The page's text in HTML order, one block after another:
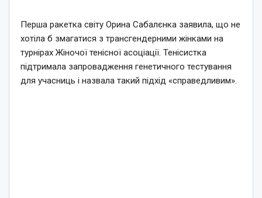
Перша ракетка світу Орина Сабалєнка заявила, що не
хотіла б змагатися з трансгендерними жінками на
турнірах Жіночої тенісної асоціації. Тенісистка
підтримала запровадження генетичного тестування
для учасниць і назвала такий підхід «справедливим».